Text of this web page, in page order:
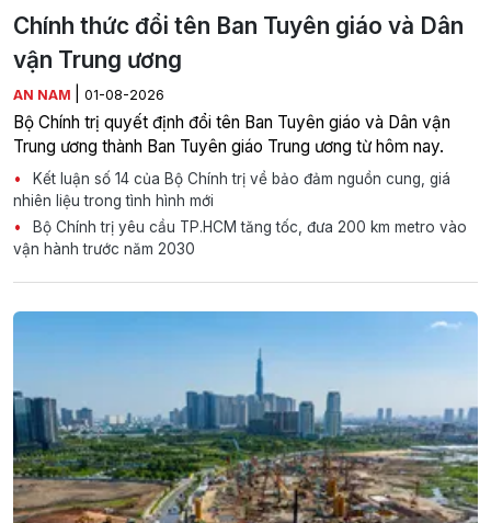
Chính thức đổi tên Ban Tuyên giáo và Dân
vận Trung ương
AN NAM 01-08-2026
Bộ Chính trị quyết định đổi tên Ban Tuyên giáo và Dân vận
Trung ương thành Ban Tuyên giáo Trung ương từ hôm nay.
Kết luận số 14 của Bộ Chính trị về bảo đảm nguồn cung, giá
nhiên liệu trong tình hình mới
Bộ Chính trị yêu cầu TP.HCM tăng tốc, đưa 200 km metro vào
vận hành trước năm 2030